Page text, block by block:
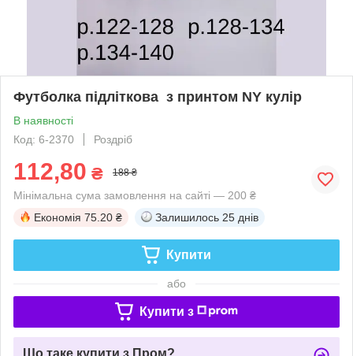
Футболка підліткова з принтом NY кулір
В наявності
Код: 6-2370
Роздріб
112,80 ₴ 188 ₴
Мінімальна сума замовлення на сайті — 200 ₴
Економія 75.20 ₴ Залишилось 25 днів
Купити
або
Купити з
Що таке купити з Пром?